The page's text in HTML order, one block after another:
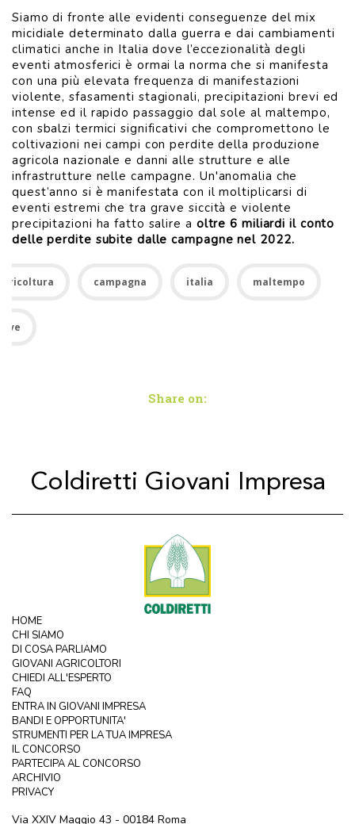
Siamo di fronte alle evidenti conseguenze del mix
micidiale determinato dalla guerra e dai cambiamenti
climatici anche in Italia dove l’eccezionalità degli
eventi atmosferici è ormai la norma che si manifesta
con una più elevata frequenza di manifestazioni
violente, sfasamenti stagionali, precipitazioni brevi ed
intense ed il rapido passaggio dal sole al maltempo,
con sbalzi termici significativi che compromettono le
coltivazioni nei campi con perdite della produzione
agricola nazionale e danni alle strutture e alle
infrastrutture nelle campagne. Un'anomalia che
quest’anno si è manifestata con il moltiplicarsi di
eventi estremi che tra grave siccità e violente
precipitazioni ha fatto salire a oltre 6 miliardi il conto
delle perdite subite dalle campagne nel 2022.
campagna italia maltempo
Share on:
Coldiretti Giovani Impresa
HOME
CHI SIAMO
DI COSA PARLIAMO
GIOVANI AGRICOLTORI
CHIEDI ALL'ESPERTO
FAQ
ENTRA IN GIOVANI IMPRESA
BANDI E OPPORTUNITA'
STRUMENTI PER LA TUA IMPRESA
IL CONCORSO
PARTECIPA AL CONCORSO
ARCHIVIO
PRIVACY
Via XXIV Maggio 43 - 00184 Roma